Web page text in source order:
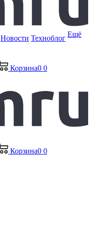
Новости Техноблог Ещё
Корзина0 0
Корзина0 0